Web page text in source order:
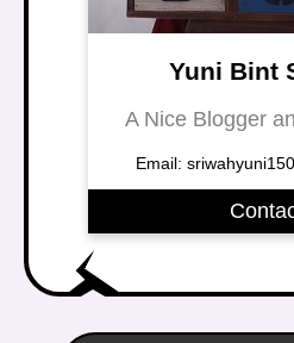
Yuni Bint
A Nice Blogger
Email: